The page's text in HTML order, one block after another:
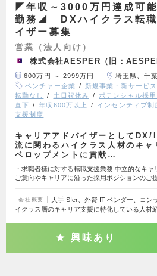
◤年収～3000万円達成可
勤務◢ DXハイクラス転職
イザー募集
営業（法人向け）
株式会社AESPER（旧：
600万円 ～ 2999万円
埼玉県、千
ベンチャー企業
新規事業・新サービス
転勤なし
土日祝休み ポテンシャル採用
直下
年収600万以上 インセンティブ制
支援制度
キャリアアドバイザーとしてDX/
流に関わるハイクラス人材のキャ
ベロップメントに貢献…
・求職者様に対する転職支援業務 中立的なキ
ご意向やキャリアに沿った採用ポジションのご
会社概要
大手 SIer、外資 IT ベンダー、コン
イクラス層のキャリア支援に特化している人材
興味あり